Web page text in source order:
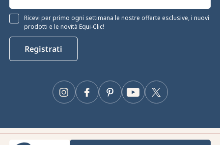
Ricevi per primo ogni settimana le nostre offerte esclusive, i nuovi
prodotti e le novità Equi-Clic!
Registrati
Facebook Twitter
YouTube
Pinterest
Instagram
Equiclic © 2026